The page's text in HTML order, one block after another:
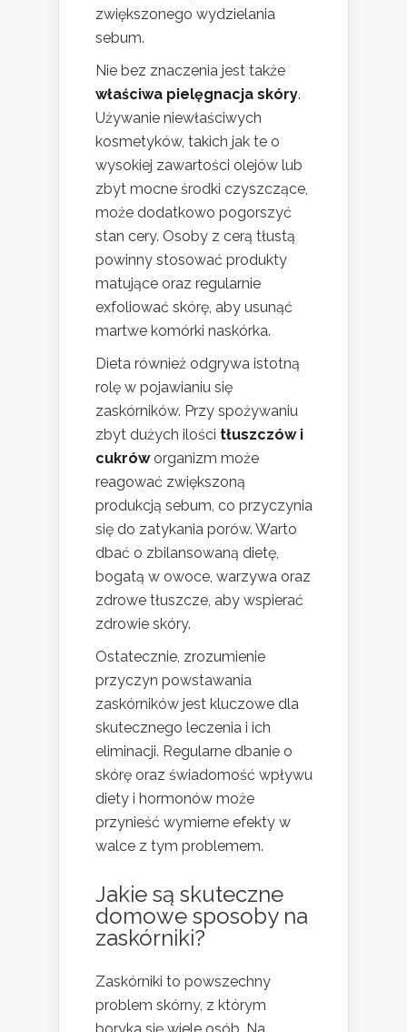
zwiększonego wydzielania
sebum.
Nie bez znaczenia jest także
właściwa pielęgnacja skóry.
Używanie niewłaściwych
kosmetyków, takich jak te o
wysokiej zawartości olejów lub
zbyt mocne środki czyszczące,
może dodatkowo pogorszyć
stan cery. Osoby z cerą tłustą
powinny stosować produkty
matujące oraz regularnie
exfoliować skórę, aby usunąć
martwe komórki naskórka.
Dieta również odgrywa istotną
rolę w pojawianiu się
zaskórników. Przy spożywaniu
zbyt dużych ilości tłuszczów i
cukróworganizm może
reagować zwiększoną
produkcją sebum, co przyczynia
się do zatykania porów. Warto
dbać o zbilansowaną dietę,
bogatą w owoce, warzywa oraz
zdrowe tłuszcze, aby wspierać
zdrowie skóry.
Ostatecznie, zrozumienie
przyczyn powstawania
zaskórników jest kluczowe dla
skutecznego leczenia i ich
eliminacji. Regularne dbanie o
skórę oraz świadomość wpływu
diety i hormonów może
przynieść wymierne efekty w
walce z tym problemem.
Jakie są skuteczne
domowe sposoby na
zaskórniki?
Zaskórniki to powszechny
problem skórny, z którym